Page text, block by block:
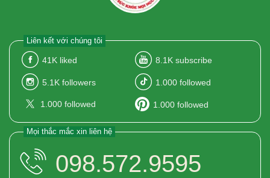
Liên kết với chúng tôi
41K liked 8.1K subscribe
5.1K followers 1.000 followed
1.000 followed 1.000 followed
Mọi thắc mắc xin liên hệ
098.572.9595